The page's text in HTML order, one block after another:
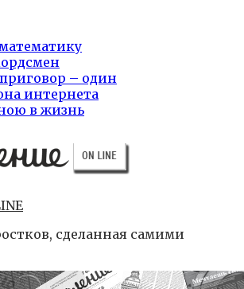
– один
интернета
в жизнь
сделанная самими